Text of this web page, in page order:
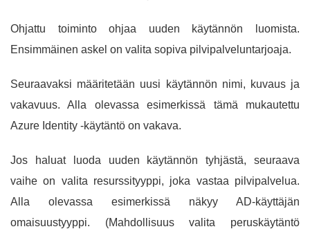
Ohjattu toiminto ohjaa uuden käytännön luomista.
Ensimmäinen askel on valita sopiva pilvipalveluntarjoaja.
Seuraavaksi määritetään uusi käytännön nimi, kuvaus ja
vakavuus. Alla olevassa esimerkissä tämä mukautettu
Azure Identity -käytäntö on vakava.
Jos haluat luoda uuden käytännön tyhjästä, seuraava
vaihe on valita resurssityyppi, joka vastaa pilvipalvelua.
Alla olevassa esimerkissä näkyy AD-käyttäjän
omaisuustyyppi. (Mahdollisuus valita peruskäytäntö